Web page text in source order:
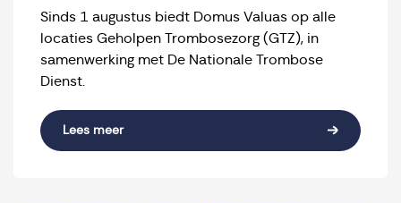
Sinds 1 augustus biedt Domus Valuas op alle
locaties Geholpen Trombosezorg (GTZ), in
samenwerking met De Nationale Trombose
Dienst.
Lees meer